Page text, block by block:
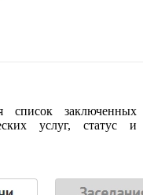
список заключенных
услуг, статус и